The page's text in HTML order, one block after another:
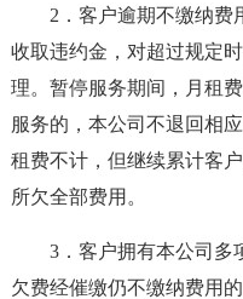
2．客户逾期不缴纳
收取违约金，对超过规定
理。暂停服务期间，月租
服务的，本公司不退回相
租费不计，但继续累计客
所欠全部费用。
3．客户拥有本公司多
欠费经催缴仍不缴纳费用